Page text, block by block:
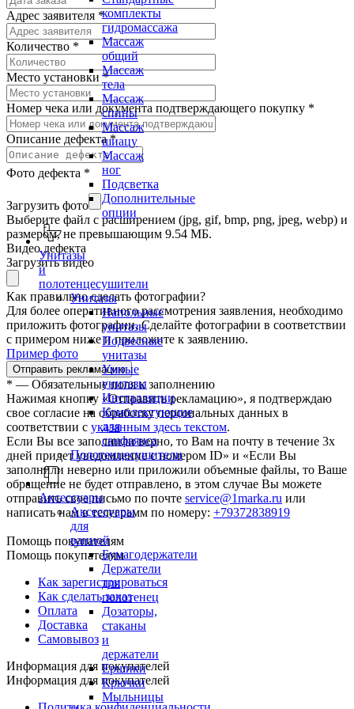
комплекты
гидромассажа
Массаж
общий
Массаж
тела
Массаж
спины
Массаж
шиацу
Массаж
ног
Подсветка
Дополнительные
опции
Унитазы
и
полотенцесушители
Унитазы
Напольные
унитазы
Подвесные
унитазы
Умные
унитазы
Инсталляции
Комплектующие
для
санфаянса
Полотенцесушители
Аксессуары
Аксессуары
для
ванной
Бумагодержатели
Держатели
для
полотенец
Дозаторы,
стаканы
и
держатели
Ершики
Крючки
Мыльницы
Адрес заявителя *
Количество *
Место установки*
Номер чека или документа подтверждающего покупку *
Описание дефекта*
Фото дефекта *
Загрузить фото
Выберите файл с расширением (jpg, gif, bmp, png, jpeg, webp) и
размером, не превышающим 9.54 МБ.
Видео дефекта
Загрузить видео
Как правильно сделать фотографии?
Для более оперативного рассмотрения заявления, необходимо
приложить фотографии. Сделайте фотографии в соответствии
с примером ниже и приложите к заявлению.
Пример фото
* — Обязательные поля к заполнению
Нажимая кнопку «Отправить рекламацию», я подтверждаю
свое согласие на обработку персональных данных в
соответствии с указанным здесь текстом.
Если Вы все заполнили верно, то Вам на почту в течение 3х
дней придет уведомление с номером ID» и «Если Вы
заполнили неверно или приложили объемные файлы, то Ваше
обращение не будет отправлено, в этом случае Вы можете
отправить свое письмо по почте service@1marka.ru или
написать нам в телеграмм по номеру: +79372838919
Помощь покупателям
Помощь покупателям
Как зарегистрироваться
Как сделать заказ
Оплата
Доставка
Самовывоз
Информация для покупателей
Информация для покупателей